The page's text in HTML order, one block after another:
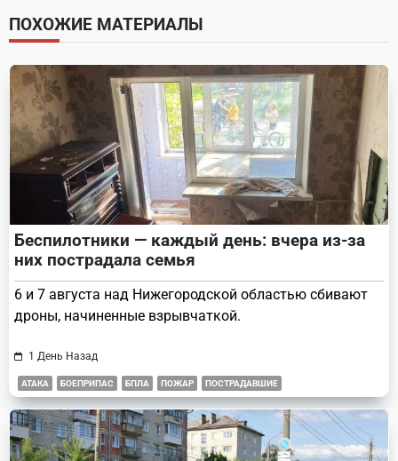
screen-
reader-
text">Page</span>
ПОХОЖИЕ МАТЕРИАЛЫ
Беспилотники — каждый день: вчера из-за
них пострадала семья
6 и 7 августа над Нижегородской областью сбивают
дроны, начиненные взрывчаткой.
1 День Назад
АТАКА БОЕПРИПАС БПЛА ПОЖАР ПОСТРАДАВШИЕ